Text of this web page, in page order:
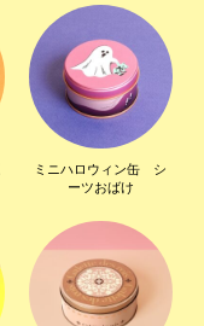
ミニハロウィン缶 シ
ーツおばけ